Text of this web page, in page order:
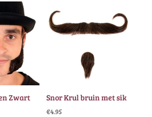
Zwart Snor Krul bruin met sik
€4.95